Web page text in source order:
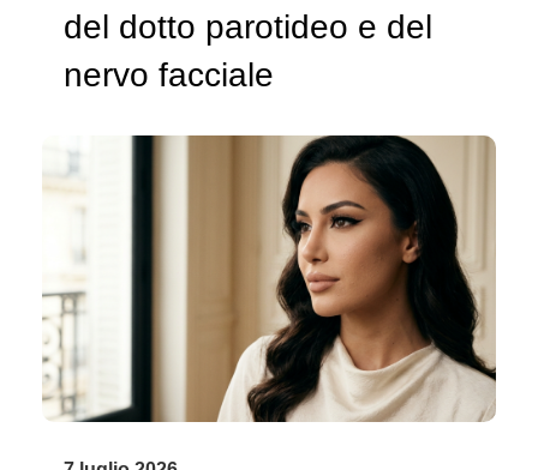
del dotto parotideo e del
nervo facciale